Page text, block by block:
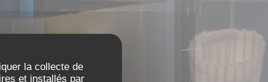
la collecte de
et installés par